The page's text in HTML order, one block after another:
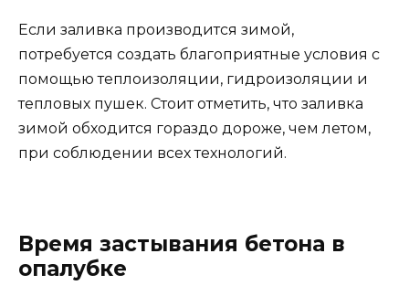
Если заливка производится зимой,
потребуется создать благоприятные условия с
помощью теплоизоляции, гидроизоляции и
тепловых пушек. Стоит отметить, что заливка
зимой обходится гораздо дороже, чем летом,
при соблюдении всех технологий.
Время застывания бетона в
опалубке